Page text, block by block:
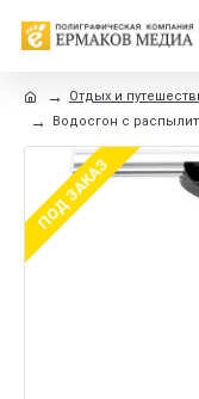
Отдых и
Водосгон с
ПОД ЗАКАЗ